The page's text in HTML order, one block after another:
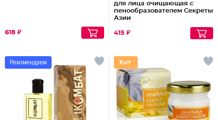
618 ₽
для лица очищающая с
пенообразователем Секреты
Азии
415 ₽
Рекомендуем